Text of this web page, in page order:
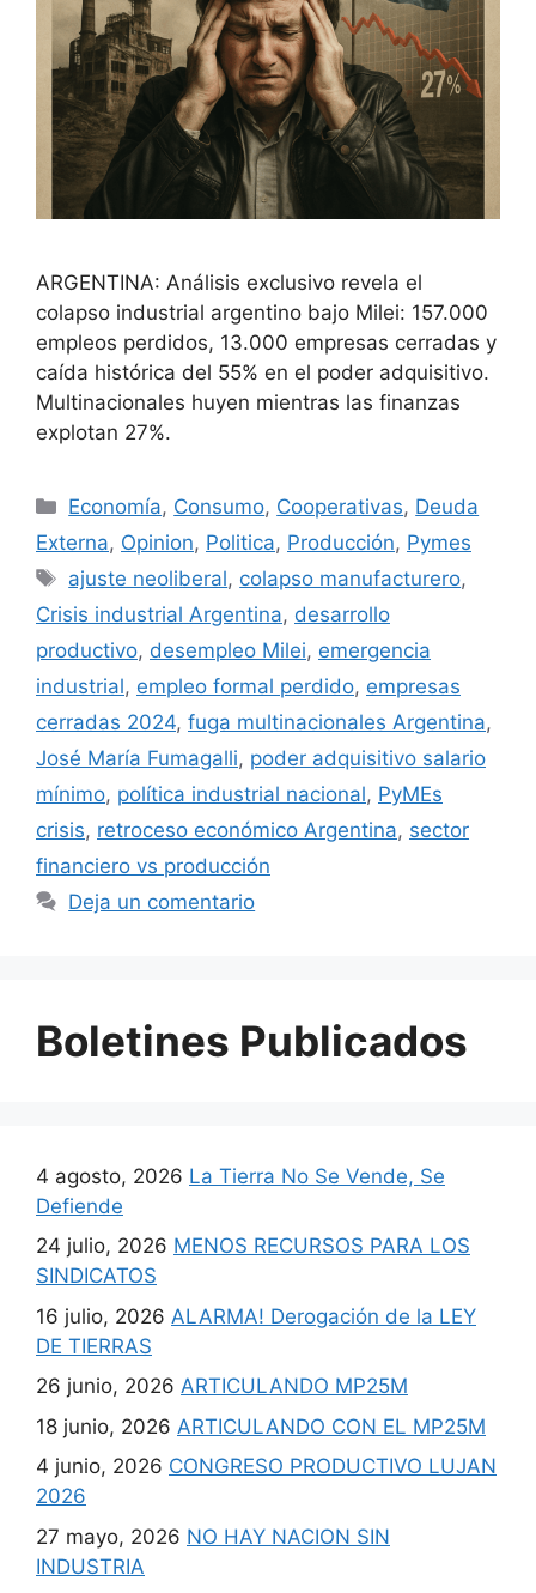
ARGENTINA: Análisis exclusivo revela el
colapso industrial argentino bajo Milei: 157.000
empleos perdidos, 13.000 empresas cerradas y
caída histórica del 55% en el poder adquisitivo.
Multinacionales huyen mientras las finanzas
explotan 27%.
Economía, Consumo, Cooperativas, Deuda
Externa, Opinion, Politica, Producción, Pymes
ajuste neoliberal, colapso manufacturero,
Crisis industrial Argentina, desarrollo
productivo, desempleo Milei, emergencia
industrial, empleo formal perdido, empresas
cerradas 2024, fuga multinacionales Argentina,
José María Fumagalli, poder adquisitivo salario
mínimo, política industrial nacional, PyMEs
crisis, retroceso económico Argentina, sector
financiero vs producción
Deja un comentario
Boletines Publicados
4 agosto, 2026 La Tierra No Se Vende, Se
Defiende
24 julio, 2026 MENOS RECURSOS PARA LOS
SINDICATOS
16 julio, 2026 ALARMA! Derogación de la LEY
DE TIERRAS
26 junio, 2026 ARTICULANDO MP25M
18 junio, 2026 ARTICULANDO CON EL MP25M
4 junio, 2026 CONGRESO PRODUCTIVO LUJAN
2026
27 mayo, 2026 NO HAY NACION SIN
INDUSTRIA